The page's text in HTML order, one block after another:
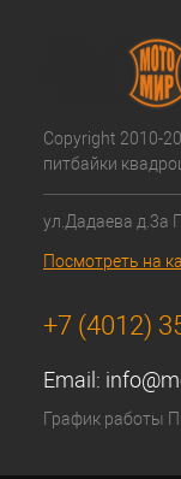
Copyright 2010-
питбайки
ул.Дадаева д.3а
Посмотреть на
+7 (4012)
Email:
График работы